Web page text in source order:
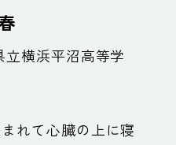
横浜平沼高等学
れて心臓の上に寝